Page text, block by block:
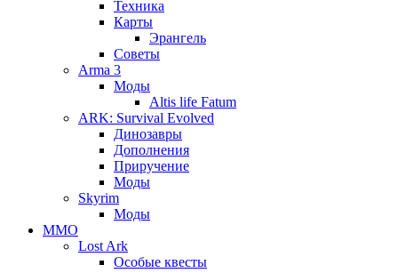
Техника
Карты
Эрангель
Советы
Arma 3
Моды
Altis life Fatum
ARK: Survival Evolved
Динозавры
Дополнения
Приручение
Моды
Skyrim
Моды
ММО
Lost Ark
Особые квесты